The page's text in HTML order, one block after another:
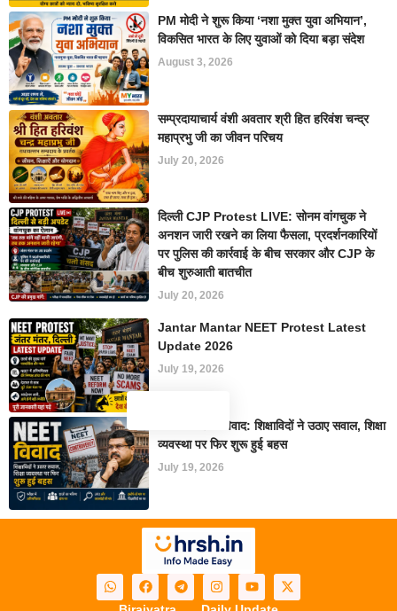
PM मोदी ने शुरू किया ‘नशा मुक्त युवा अभियान’,
विकसित भारत के लिए युवाओं को दिया बड़ा संदेश
August 3, 2026
सम्प्रदायाचार्य वंशी अवतार श्री हित हरिवंश चन्द्र
महाप्रभु जी का जीवन परिचय
July 20, 2026
दिल्ली CJP Protest LIVE: सोनम वांगचुक ने
अनशन जारी रखने का लिया फैसला, प्रदर्शनकारियों
पर पुलिस की कार्रवाई के बीच सरकार और CJP के
बीच शुरुआती बातचीत
July 20, 2026
Jantar Mantar NEET Protest Latest
Update 2026
July 19, 2026
NEET परीक्षा विवाद: शिक्षाविदों ने उठाए सवाल, शिक्षा
व्यवस्था पर फिर शुरू हुई बहस
July 19, 2026